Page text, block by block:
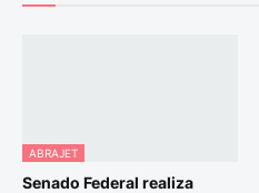
ABRAJET
Senado Federal realiza